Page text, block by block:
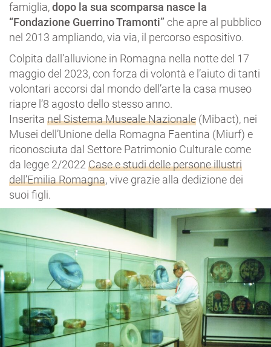
famiglia,dopo la sua scomparsa nasce la
“Fondazione Guerrino Tramonti”che apre al pubblico
nel 2013 ampliando, via via, il percorso espositivo.
Colpita dall’alluvione in Romagna nella notte del 17
maggio del 2023, con forza di volontà e l’aiuto di tanti
volontari accorsi dal mondo dell’arte la casa museo
riapre l’8 agosto dello stesso anno.
Inserita nel Sistema Museale Nazionale (Mibact), nei
Musei dell’Unione della Romagna Faentina (Miurf) e
riconosciuta dal Settore Patrimonio Culturale come
da legge 2/2022 Case e studi delle persone illustri
dell’Emilia Romagna, vive grazie alla dedizione dei
suoi figli.